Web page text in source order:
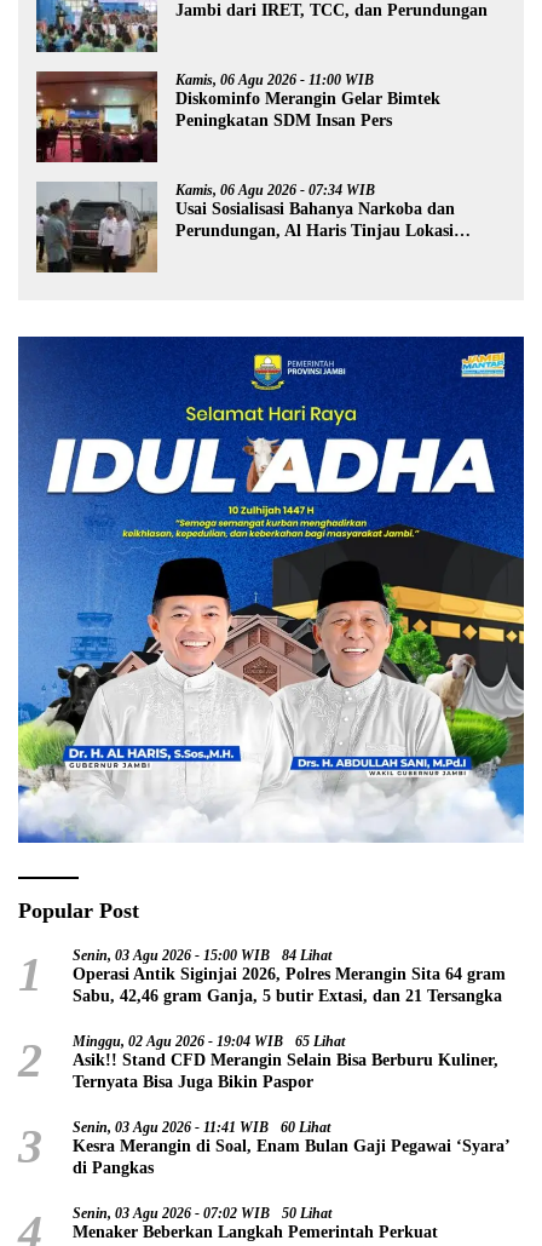
Jambi dari IRET, TCC, dan Perundungan
Kamis, 06 Agu 2026 - 11:00 WIB
Diskominfo Merangin Gelar Bimtek
Peningkatan SDM Insan Pers
Kamis, 06 Agu 2026 - 07:34 WIB
Usai Sosialisasi Bahanya Narkoba dan
Perundungan, Al Haris Tinjau Lokasi
Popular Post
1 Senin, 03 Agu 2026 - 15:00 WIB 84 Lihat
Operasi Antik Siginjai 2026, Polres Merangin Sita 64 gram
Sabu, 42,46 gram Ganja, 5 butir Extasi, dan 21 Tersangka
2 Minggu, 02 Agu 2026 - 19:04 WIB 65 Lihat
Asik!! Stand CFD Merangin Selain Bisa Berburu Kuliner,
Ternyata Bisa Juga Bikin Paspor
3 Senin, 03 Agu 2026 - 11:41 WIB 60 Lihat
Kesra Merangin di Soal, Enam Bulan Gaji Pegawai ‘Syara’
di Pangkas
4 Senin, 03 Agu 2026 - 07:02 WIB 50 Lihat
Menaker Beberkan Langkah Pemerintah Perkuat